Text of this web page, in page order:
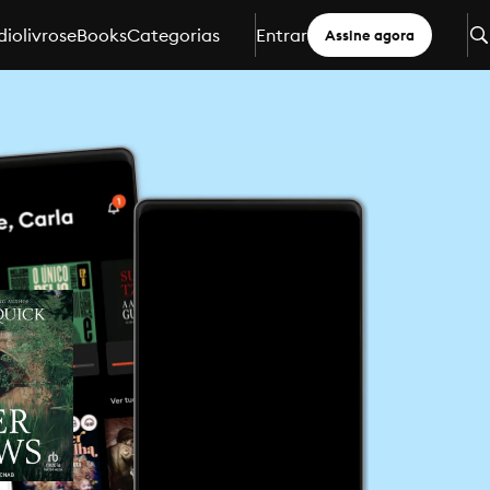
eBooksCategorias Entrar Assine agora